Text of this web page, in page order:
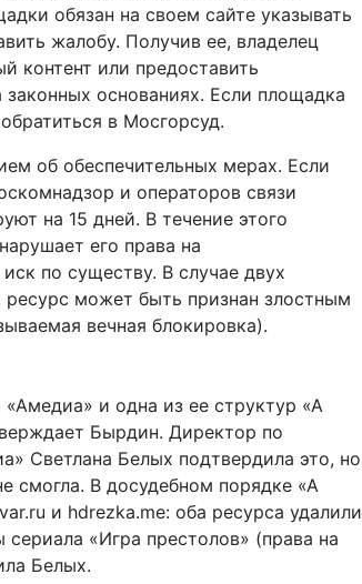
обязан на своем сайте указывать
жалобу. Получив ее, владелец
контент или предоставить
основаниях. Если площадка
в Мосгорсуд.
об обеспечительных мерах. Если
и операторов связи
на 15 дней. В течение этого
его права на
по существу. В случае двух
может быть признан злостным
вечная блокировка).
и одна из ее структур «А
Бырдин. Директор по
Светлана Белых подтвердила это, но
смогла. В досудебном порядке «А
и hdrezka.me: оба ресурса удалили
«Игра престолов» (права на
Белых.